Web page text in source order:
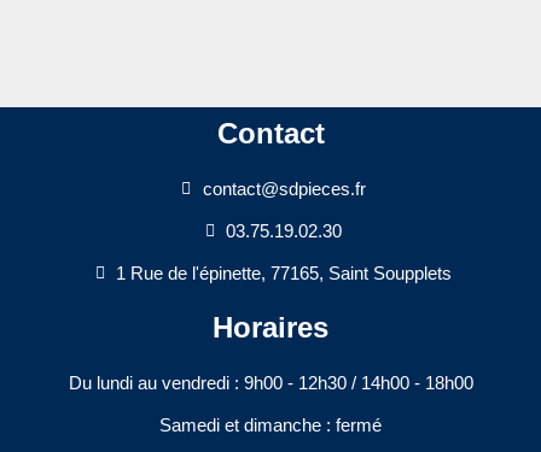
Contact
contact@sdpieces.fr
03.75.19.02.30
1 Rue de l'épinette, 77165, Saint Soupplets
Horaires
Du lundi au vendredi : 9h00 - 12h30 / 14h00 - 18h00​
Samedi et dimanche : fermé